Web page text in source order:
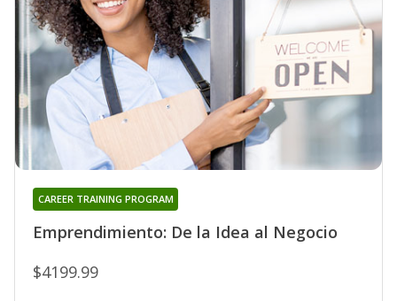
Emprendimiento: De la Idea al Negocio
CAREER TRAINING PROGRAM
$4199.99